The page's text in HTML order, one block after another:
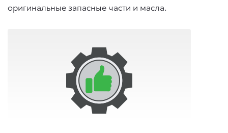
оригинальные запасные части и масла.